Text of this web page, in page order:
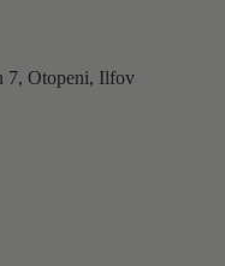
7, Otopeni, Ilfov